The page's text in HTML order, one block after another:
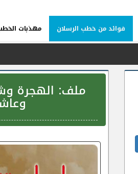
فوائد من خطب الرسلان مهذبات
ملف: الهجرة